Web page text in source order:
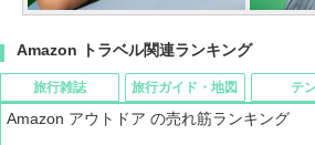
Amazon トラベル関連ランキング
旅行雑誌 旅行ガイド・地図 テ
Amazon アウトドア の売れ筋ランキング